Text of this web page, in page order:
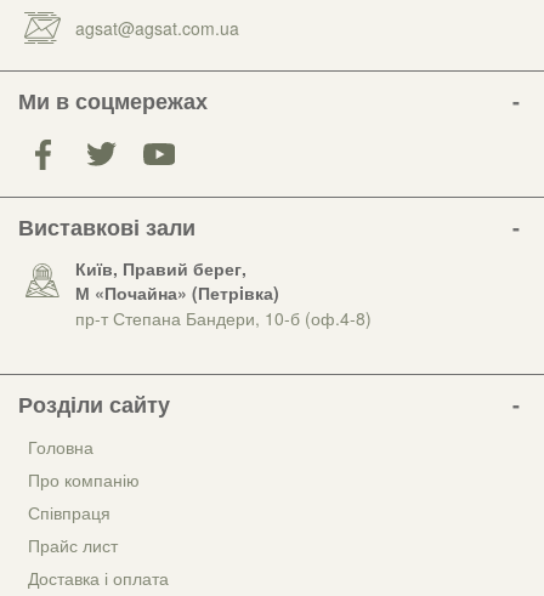
agsat@agsat.com.ua
Ми в соцмережах
Виставкові зали
Київ, Правий берег,
М «Почайна» (Петрiвка)
пр-т Степана Бандери, 10-б (оф.4-8)
Розділи сайту
Головна
Про компанію
Співпраця
Прайс лист
Доставка і оплата